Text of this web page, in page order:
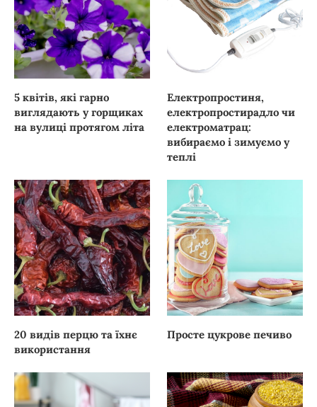
5 квітів, які гарно
виглядають у горщиках
на вулиці протягом літа
Електропростиня,
електропростирадло чи
електроматрац:
вибираємо і зимуємо у
теплі
20 видів перцю та їхнє
використання
Просте цукрове печиво